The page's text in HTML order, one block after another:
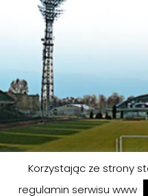
© FKS STAL MIELEC S.A. |
Korzystając ze strony
regulamin serwisu www